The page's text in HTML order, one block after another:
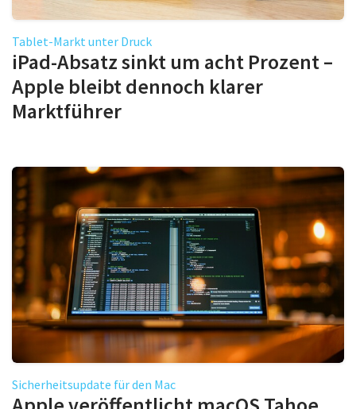
Tablet-Markt unter Druck
iPad-Absatz sinkt um acht Prozent –
Apple bleibt dennoch klarer
Marktführer
Sicherheitsupdate für den Mac